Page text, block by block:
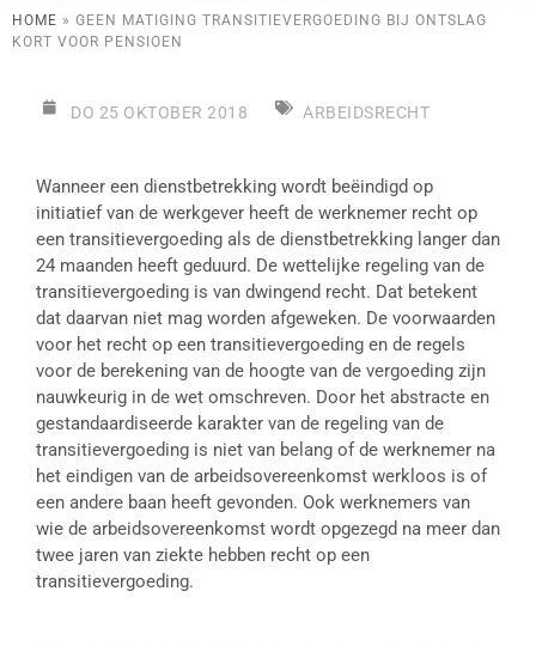
HOME » GEEN MATIGING TRANSITIEVERGOEDING BIJ ONTSLAG
KORT VOOR PENSIOEN
DO 25 OKTOBER 2018 ARBEIDSRECHT
Wanneer een dienstbetrekking wordt beëindigd op
initiatief van de werkgever heeft de werknemer recht op
een transitievergoeding als de dienstbetrekking langer dan
24 maanden heeft geduurd. De wettelijke regeling van de
transitievergoeding is van dwingend recht. Dat betekent
dat daarvan niet mag worden afgeweken. De voorwaarden
voor het recht op een transitievergoeding en de regels
voor de berekening van de hoogte van de vergoeding zijn
nauwkeurig in de wet omschreven. Door het abstracte en
gestandaardiseerde karakter van de regeling van de
transitievergoeding is niet van belang of de werknemer na
het eindigen van de arbeidsovereenkomst werkloos is of
een andere baan heeft gevonden. Ook werknemers van
wie de arbeidsovereenkomst wordt opgezegd na meer dan
twee jaren van ziekte hebben recht op een
transitievergoeding.